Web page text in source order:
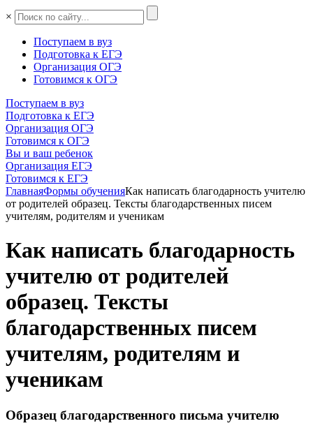
×
Поступаем в вуз
Подготовка к ЕГЭ
Организация ОГЭ
Готовимся к ОГЭ
Поступаем в вуз
Подготовка к ЕГЭ
Организация ОГЭ
Готовимся к ОГЭ
Вы и ваш ребенок
Организация ЕГЭ
Готовимся к ЕГЭ
ГлавнаяФормы обученияКак написать благодарность учителю
от родителей образец. Тексты благодарственных писем
учителям, родителям и ученикам
Как написать благодарность
учителю от родителей
образец. Тексты
благодарственных писем
учителям, родителям и
ученикам
Образец благодарственного письма учителю